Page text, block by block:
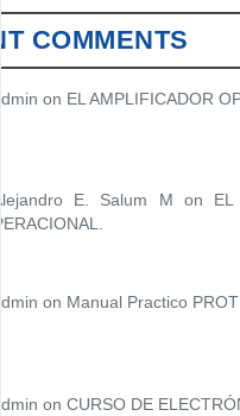
COMMENTS
admin on EL AMPLIFICADOR
Alejandro E. Salum M on EL
admin on Manual Practico
admin on CURSO DE